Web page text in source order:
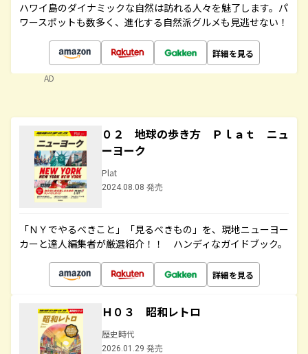
ハワイ島のダイナミックな自然は訪れる人々を魅了します。パ
ワースポットも数多く、進化する自然派グルメも見逃せない！
詳細を見る
AD
０２ 地球の歩き方 Ｐｌａｔ ニュ
ーヨーク
Plat
2024.08.08 発売
「ＮＹでやるべきこと」「見るべきもの」を、現地ニューヨー
カーと達人編集者が厳選紹介！！ ハンディなガイドブック。
詳細を見る
Ｈ０３ 昭和レトロ
歴史時代
2026.01.29 発売